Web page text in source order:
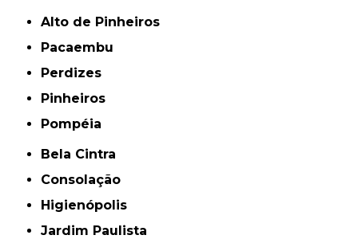
Alto de Pinheiros
Pacaembu
Perdizes
Pinheiros
Pompéia
Bela Cintra
Consolação
Higienópolis
Jardim Paulista